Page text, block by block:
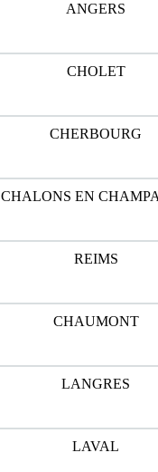
ANGERS
CHOLET
CHERBOURG
CHALONS EN
REIMS
CHAUMONT
LANGRES
LAVAL